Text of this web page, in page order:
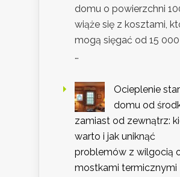
domu o powierzchni
wiąże się z kosztami,
mogą sięgać od 15 000
…
Ocieplenie
domu od
zamiast od zewnątrz:
warto i jak uniknąć
problemów z wilgocią
mostkami termicznymi